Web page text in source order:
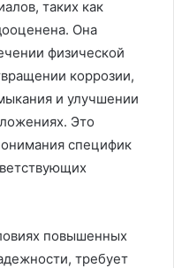
таких как
Она
физической
коррозии,
и улучшении
Это
специфик
повышенных
требует